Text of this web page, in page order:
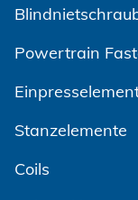
Powertrain
Stanzelemente
Coils